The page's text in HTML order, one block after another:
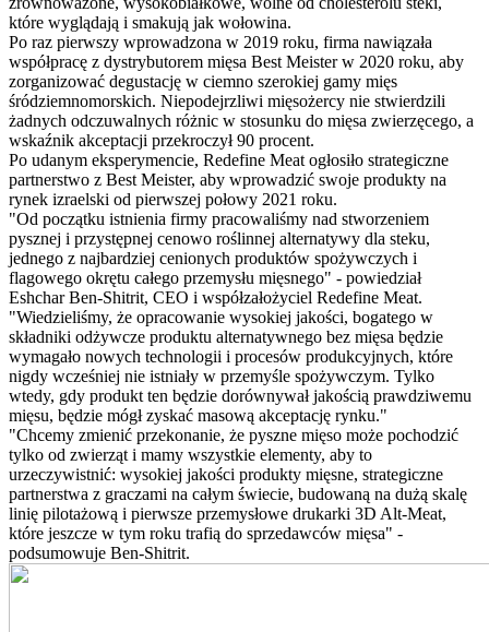
które wyglądają i smakują jak wołowina.
Po raz pierwszy wprowadzona w 2019 roku, firma nawiązała
współpracę z dystrybutorem mięsa Best Meister w 2020 roku, aby
zorganizować degustację w ciemno szerokiej gamy mięs
śródziemnomorskich. Niepodejrzliwi mięsożercy nie stwierdzili
żadnych odczuwalnych różnic w stosunku do mięsa zwierzęcego, a
wskaźnik akceptacji przekroczył 90 procent.
Po udanym eksperymencie, Redefine Meat ogłosiło strategiczne
partnerstwo z Best Meister, aby wprowadzić swoje produkty na
rynek izraelski od pierwszej połowy 2021 roku.
"Od początku istnienia firmy pracowaliśmy nad stworzeniem
pysznej i przystępnej cenowo roślinnej alternatywy dla steku,
jednego z najbardziej cenionych produktów spożywczych i
flagowego okrętu całego przemysłu mięsnego" - powiedział
Eshchar Ben-Shitrit, CEO i współzałożyciel Redefine Meat.
"Wiedzieliśmy, że opracowanie wysokiej jakości, bogatego w
składniki odżywcze produktu alternatywnego bez mięsa będzie
wymagało nowych technologii i procesów produkcyjnych, które
nigdy wcześniej nie istniały w przemyśle spożywczym. Tylko
wtedy, gdy produkt ten będzie dorównywał jakością prawdziwemu
mięsu, będzie mógł zyskać masową akceptację rynku."
"Chcemy zmienić przekonanie, że pyszne mięso może pochodzić
tylko od zwierząt i mamy wszystkie elementy, aby to
urzeczywistnić: wysokiej jakości produkty mięsne, strategiczne
partnerstwa z graczami na całym świecie, budowaną na dużą skalę
linię pilotażową i pierwsze przemysłowe drukarki 3D Alt-Meat,
które jeszcze w tym roku trafią do sprzedawców mięsa" -
podsumowuje Ben-Shitrit.